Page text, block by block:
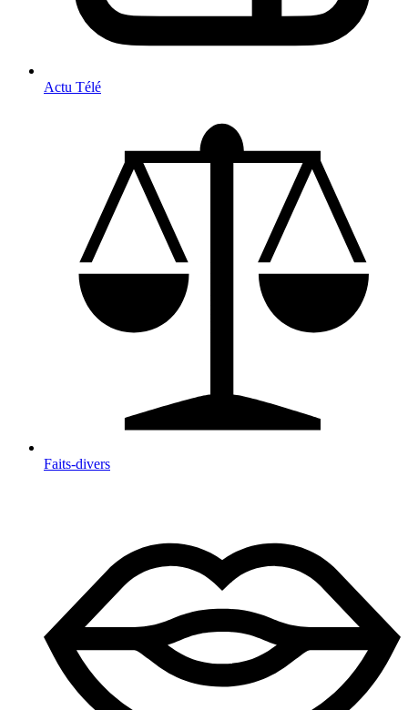
Actu Télé
Faits-divers